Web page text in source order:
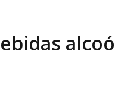
Amor-